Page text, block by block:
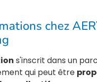
chez
s'inscrit dans un
qui peut être